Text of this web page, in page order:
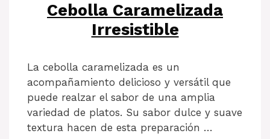
Cebolla Caramelizada
Irresistible
La cebolla caramelizada es un
acompañamiento delicioso y versátil que
puede realzar el sabor de una amplia
variedad de platos. Su sabor dulce y suave
textura hacen de esta preparación …